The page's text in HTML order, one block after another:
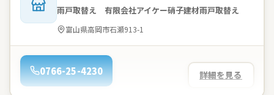
雨戸取替え 有限会社アイケー硝子建材雨戸取替え
住所：富山県高岡市石瀬913-1
電話：
0766-25-4230 詳細を見る